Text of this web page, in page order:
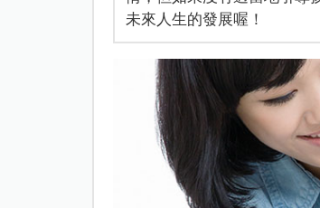
未來人生的發展喔！